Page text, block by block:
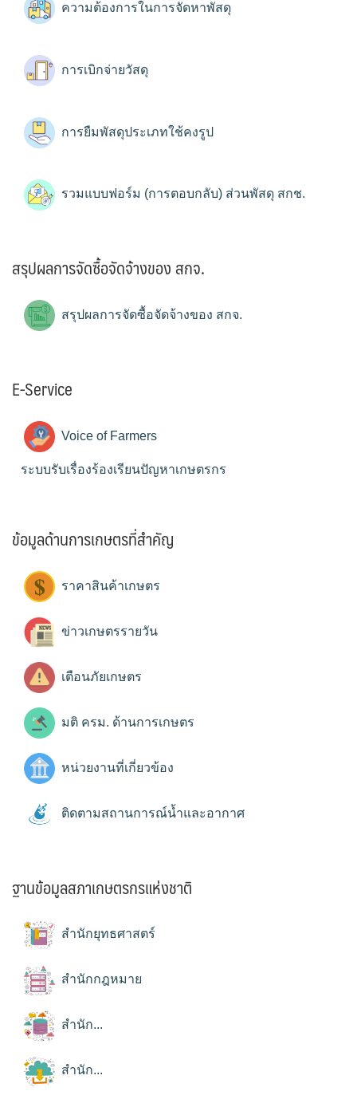
ความต้องการในการจัดหาพัสดุ
การเบิกจ่ายวัสดุ
การยืมพัสดุประเภทใช้คงรูป
รวมแบบฟอร์ม (การตอบกลับ) ส่วนพัสดุ สกช.
สรุปผลการจัดซื้อจัดจ้างของ สกจ.
สรุปผลการจัดซื้อจัดจ้างของ สกจ.
E-Service
Voice of Farmers
ระบบรับเรื่องร้องเรียนปัญหาเกษตรกร
ข้อมูลด้านการเกษตรที่สำคัญ
ราคาสินค้าเกษตร
ข่าวเกษตรรายวัน
เตือนภัยเกษตร
มติ ครม. ด้านการเกษตร
หน่วยงานที่เกี่ยวข้อง
ติดตามสถานการณ์น้ำและอากาศ
ฐานข้อมูลสภาเกษตรกรแห่งชาติ
สำนักยุทธศาสตร์
สำนักกฎหมาย
สำนัก...
สำนัก...